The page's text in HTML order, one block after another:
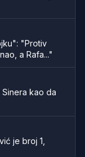
"Protiv
a Rafa..."
kao da
je broj 1,